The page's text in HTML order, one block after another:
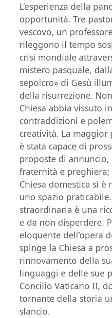
L’esperienza della
opportunità. Tre
vescovo, un
rileggono il tempo
crisi mondiale
mistero pasquale,
sepolcro» di Gesù
della risurrezione.
Chiesa abbia vissuto
contraddizioni e
creatività. La
è stata capace di
proposte di annuncio,
fraternità e preghiera;
Chiesa domestica si
uno spazio
straordinaria è una
e da non disperdere.
eloquente dell’opera
spinge la Chiesa a
rinnovamento della
linguaggi e delle sue
Concilio Vaticano II,
tornante della storia
slancio.